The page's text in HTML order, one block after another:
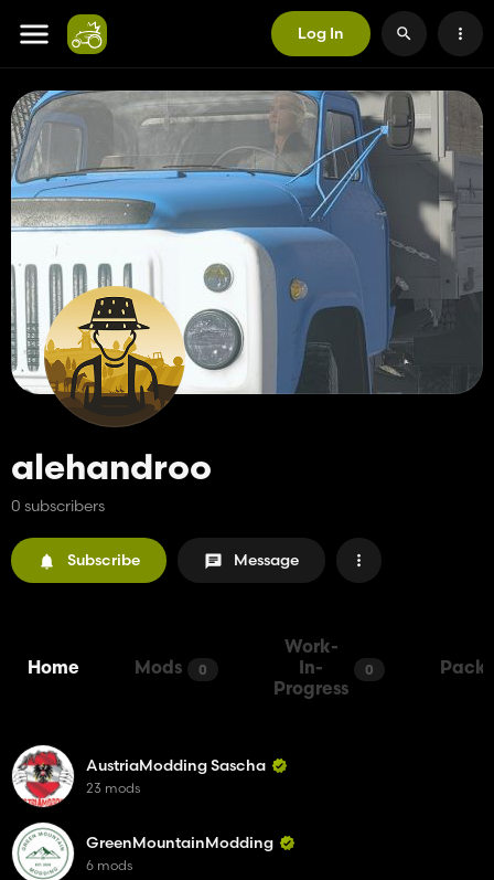
Log In
alehandroo
0 subscribers
Subscribe Message
Home Mods 0
Work-
In-
Progress
0 Packs
AustriaModding Sascha
23 mods
GreenMountainModding
6 mods